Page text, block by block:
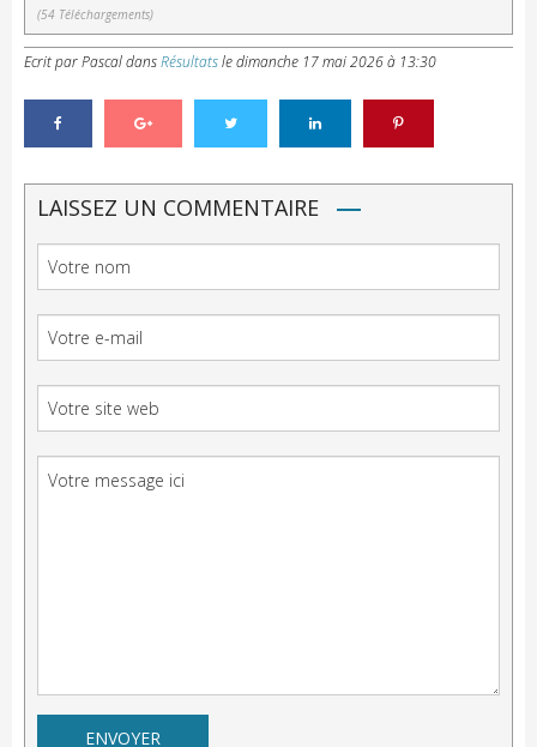
(54 Téléchargements)
Ecrit par PascaldansRésultatsledimanche 17 mai 2026 à 13:30
LAISSEZ UN COMMENTAIRE